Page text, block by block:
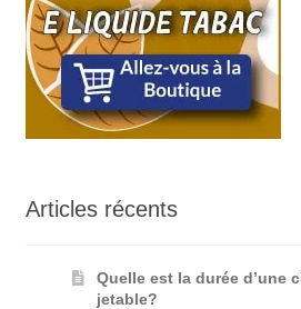
Articles récents
Quelle est la durée d’une
jetable?